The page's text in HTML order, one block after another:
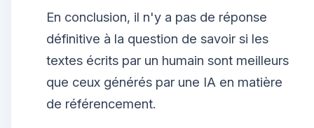
En conclusion, il n'y a pas de réponse
définitive à la question de savoir si les
textes écrits par un humain sont meilleurs
que ceux générés par une IA en matière
de référencement.